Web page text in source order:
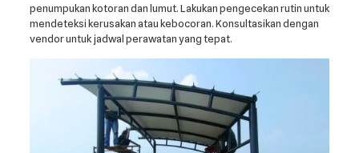
penumpukan kotoran dan lumut. Lakukan pengecekan rutin untuk
mendeteksi kerusakan atau kebocoran. Konsultasikan dengan
vendor untuk jadwal perawatan yang tepat.